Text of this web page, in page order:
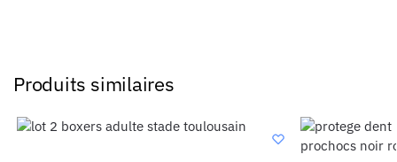
Produits similaires